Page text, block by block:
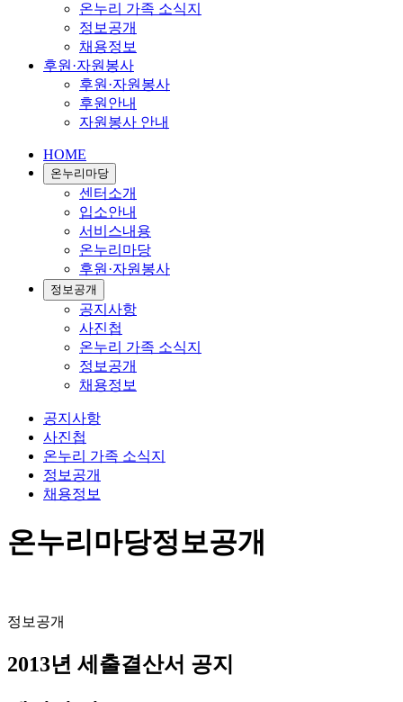
온누리 가족 소식지
정보공개
채용정보
후원·자원봉사
후원·자원봉사
후원안내
자원봉사 안내
HOME
온누리마당
센터소개
입소안내
서비스내용
온누리마당
후원·자원봉사
정보공개
공지사항
사진첩
온누리 가족 소식지
정보공개
채용정보
공지사항
사진첩
온누리 가족 소식지
정보공개
채용정보
온누리마당정보공개
정보공개
2013년 세출결산서 공지